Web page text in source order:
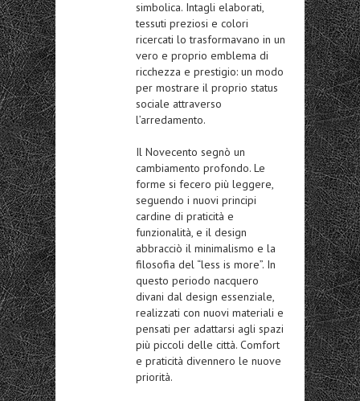
simbolica. Intagli elaborati,
tessuti preziosi e colori
ricercati lo trasformavano in un
vero e proprio emblema di
ricchezza e prestigio: un modo
per mostrare il proprio status
sociale attraverso
l’arredamento.
Il Novecento segnò un
cambiamento profondo. Le
forme si fecero più leggere,
seguendo i nuovi principi
cardine di praticità e
funzionalità, e il design
abbracciò il minimalismo e la
filosofia del “less is more”. In
questo periodo nacquero
divani dal design essenziale,
realizzati con nuovi materiali e
pensati per adattarsi agli spazi
più piccoli delle città. Comfort
e praticità divennero le nuove
priorità.